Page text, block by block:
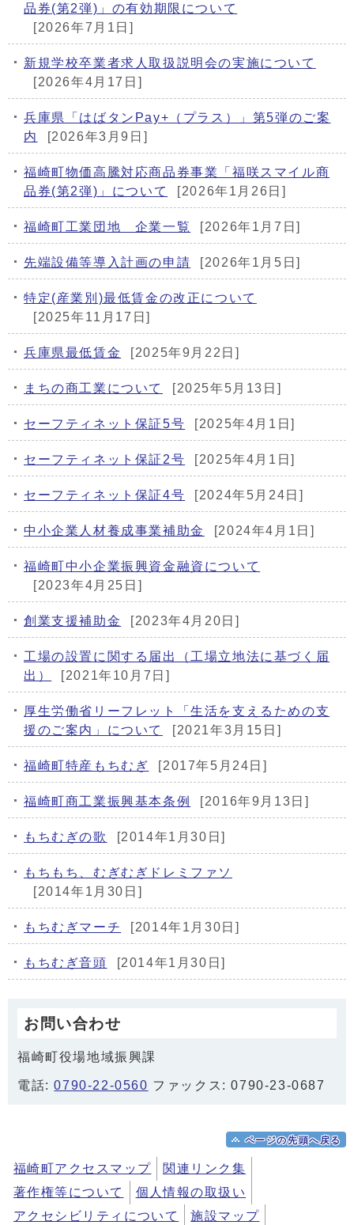
品券(第2弾)」の有効期限について
[2026年7月1日]
新規学校卒業者求人取扱説明会の実施について
[2026年4月17日]
兵庫県「はばタンPay+（プラス）」第5弾のご案
内
[2026年3月9日]
福崎町物価高騰対応商品券事業「福咲スマイル商
品券(第2弾)」について
[2026年1月26日]
福崎町工業団地 企業一覧 [2026年1月7日]
先端設備等導入計画の申請 [2026年1月5日]
特定(産業別)最低賃金の改正について
[2025年11月17日]
兵庫県最低賃金 [2025年9月22日]
まちの商工業について [2025年5月13日]
セーフティネット保証5号 [2025年4月1日]
セーフティネット保証2号 [2025年4月1日]
セーフティネット保証4号 [2024年5月24日]
中小企業人材養成事業補助金 [2024年4月1日]
福崎町中小企業振興資金融資について
[2023年4月25日]
創業支援補助金 [2023年4月20日]
工場の設置に関する届出（工場立地法に基づく届
出）
[2021年10月7日]
厚生労働省リーフレット「生活を支えるための支
援のご案内」について
[2021年3月15日]
福崎町特産もちむぎ [2017年5月24日]
福崎町商工業振興基本条例 [2016年9月13日]
もちむぎの歌 [2014年1月30日]
もちもち、むぎむぎドレミファソ
[2014年1月30日]
もちむぎマーチ [2014年1月30日]
もちむぎ音頭 [2014年1月30日]
お問い合わせ
福崎町役場地域振興課
電話:0790-22-0560 ファックス: 0790-23-0687
ページの先頭へ戻る
福崎町アクセスマップ
関連リンク集
著作権等について
個人情報の取扱い
アクセシビリティについて
施設マップ